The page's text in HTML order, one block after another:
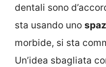
dentali sono
sta usando uno
morbide, si sta
Un’idea sbagliata